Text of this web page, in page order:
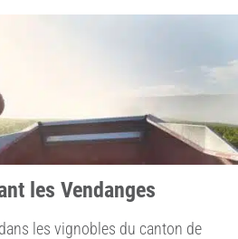
les Vendanges
les vignobles du canton de